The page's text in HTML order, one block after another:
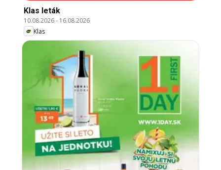
Klas leták
10.08.2026- 16.08.2026
Klas